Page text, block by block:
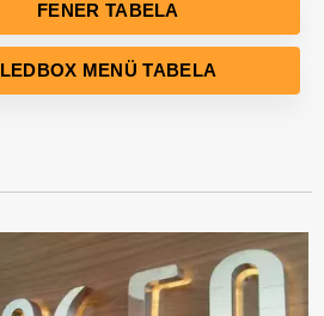
FENER TABELA
LEDBOX MENÜ TABELA